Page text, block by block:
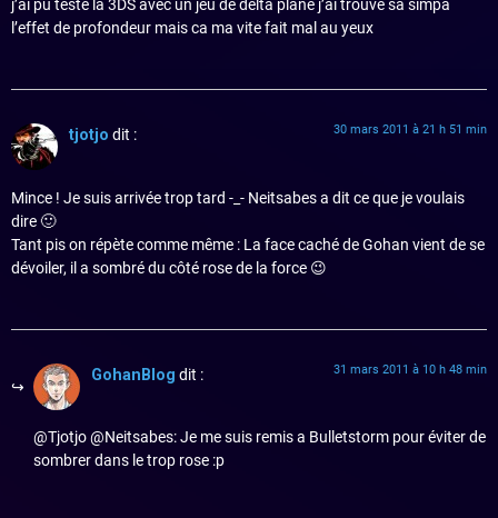
j’ai pu testé la 3DS avec un jeu de delta plane j’ai trouve sa simpa
l’effet de profondeur mais ca ma vite fait mal au yeux
tjotjo dit : 30 mars 2011 à 21 h 51 min
Mince ! Je suis arrivée trop tard -_- Neitsabes a dit ce que je voulais
dire 🙂
Tant pis on répète comme même : La face caché de Gohan vient de se
dévoiler, il a sombré du côté rose de la force 😉
GohanBlog dit : 31 mars 2011 à 10 h 48 min
@Tjotjo @Neitsabes: Je me suis remis a Bulletstorm pour éviter de
sombrer dans le trop rose :p